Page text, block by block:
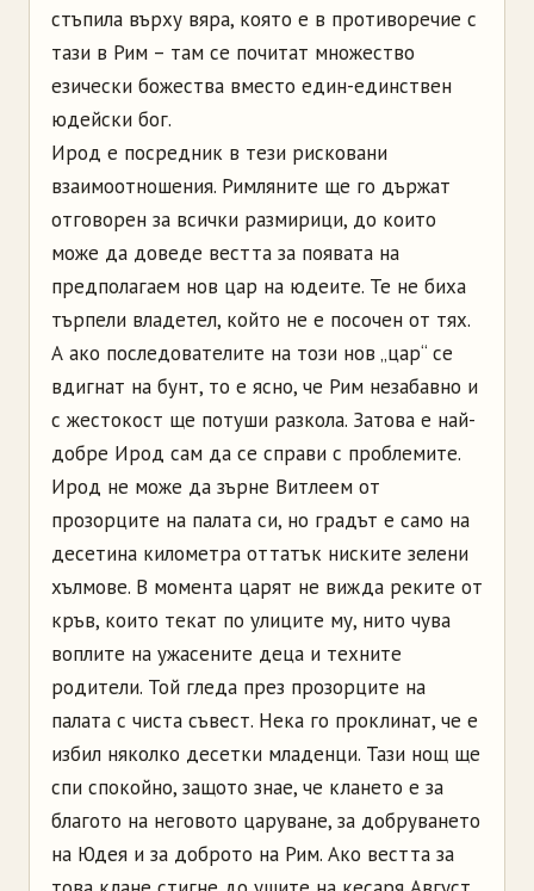
стъпила върху вяра, която е в противоречие с
тази в Рим – там се почитат множество
езически божества вместо един-единствен
юдейски бог.
Ирод е посредник в тези рисковани
взаимоотношения. Римляните ще го държат
отговорен за всички размирици, до които
може да доведе вестта за появата на
предполагаем нов цар на юдеите. Те не биха
търпели владетел, който не е посочен от тях.
А ако последователите на този нов „цар“ се
вдигнат на бунт, то е ясно, че Рим незабавно и
с жестокост ще потуши разкола. Затова е най-
добре Ирод сам да се справи с проблемите.
Ирод не може да зърне Витлеем от
прозорците на палата си, но градът е само на
десетина километра оттатък ниските зелени
хълмове. В момента царят не вижда реките от
кръв, които текат по улиците му, нито чува
воплите на ужасените деца и техните
родители. Той гледа през прозорците на
палата с чиста съвест. Нека го проклинат, че е
избил няколко десетки младенци. Тази нощ ще
спи спокойно, защото знае, че клането е за
благото на неговото царуване, за добруването
на Юдея и за доброто на Рим. Ако вестта за